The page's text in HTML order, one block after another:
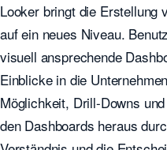
Looker bringt die Erstellung
auf ein neues Niveau.
visuell ansprechende
Einblicke in die
Möglichkeit, Drill-Downs
den Dashboards heraus